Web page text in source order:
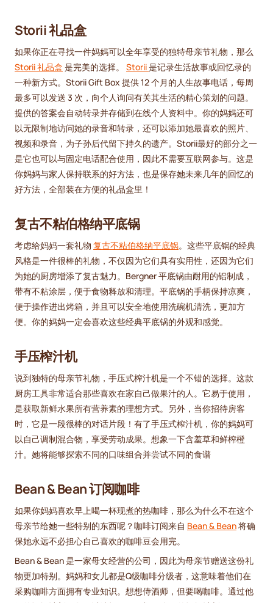
Storii 礼品盒
如果你正在寻找一件妈妈可以全年享受的独特母亲节礼物，那么
Storii 礼品盒 是完美的选择。 Storii是记录生活故事或回忆录的
一种新方式。Storii Gift Box 提供 12 个月的人生故事电话，每周
最多可以发送 3 次，向个人询问有关其生活的精心策划的问题。
提供的答案会自动转录并存储到在线个人资料中。你的妈妈还可
以无限制地访问她的录音和转录，还可以添加她最喜欢的照片、
视频和录音，为子孙后代留下持久的遗产。Storii最好的部分之一
是它也可以与固定电话配合使用，因此不需要互联网参与。这是
你妈妈与家人保持联系的好方法，也是保存她未来几年的回忆的
好方法，全部装在方便的礼品盒里！
复古不粘伯格纳平底锅
考虑给妈妈一套礼物 复古不粘伯格纳平底锅。这些平底锅的经典
风格是一件很棒的礼物，不仅因为它们具有实用性，还因为它们
为她的厨房增添了复古魅力。Bergner 平底锅由耐用的铝制成，
带有不粘涂层，便于食物释放和清理。平底锅的手柄保持凉爽，
便于操作进出烤箱，并且可以安全地使用洗碗机清洗，更加方
便。你的妈妈一定会喜欢这些经典平底锅的外观和感觉。
手压榨汁机
说到独特的母亲节礼物，手压式榨汁机是一个不错的选择。这款
厨房工具非常适合那些喜欢在家自己做果汁的人。它易于使用，
是获取新鲜水果所有营养素的理想方式。另外，当你招待房客
时，它是一段很棒的对话片段！有了手压式榨汁机，你的妈妈可
以自己调制混合物，享受劳动成果。想象一下含羞草和鲜榨橙
汁。她将能够探索不同的口味组合并尝试不同的食谱
Bean & Bean 订阅咖啡
如果你妈妈喜欢早上喝一杯现煮的热咖啡，那么为什么不在这个
母亲节给她一些特别的东西呢？咖啡订阅来自 Bean & Bean将确
保她永远不必担心自己喜欢的咖啡豆会用完。
Bean & Bean 是一家母女经营的公司，因此为母亲节赠送这份礼
物更加特别。妈妈和女儿都是Q级咖啡分级者，这意味着他们在
采购咖啡方面拥有专业知识。想想侍酒师，但要喝咖啡。通过他